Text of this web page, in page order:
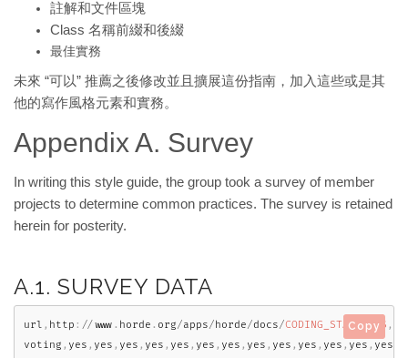
註解和文件區塊
Class 名稱前綴和後綴
最佳實務
未來 “可以” 推薦之後修改並且擴展這份指南，加入這些或是其
他的寫作風格元素和實務。
Appendix A. Survey
In writing this style guide, the group took a survey of member
projects to determine common practices. The survey is retained
herein for posterity.
A.1. SURVEY DATA
url , http : // www . horde . org/apps/ horde/docs/CODING_STANDARDS ,
voting , yes , yes , yes , yes , yes , yes , yes , yes , yes , yes , yes , yes , yes
Copy